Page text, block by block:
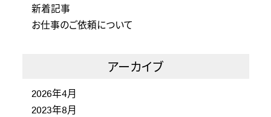
新着記事
お仕事のご依頼について
アーカイブ
2026年4月
2023年8月